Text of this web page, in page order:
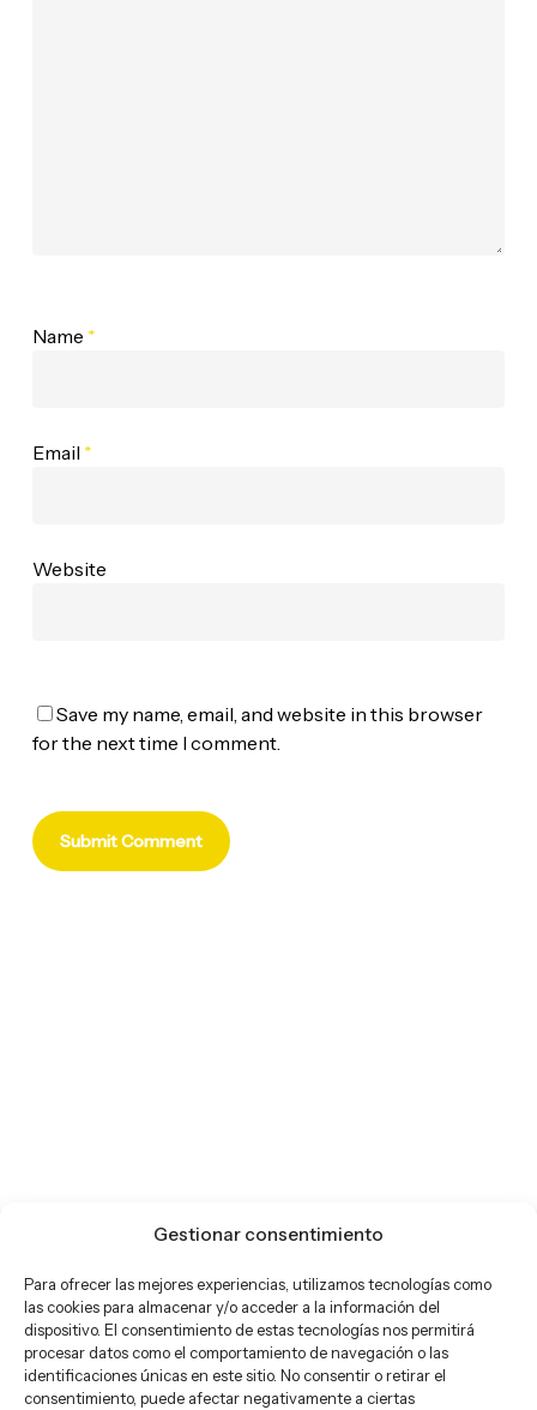
Gestionar consentimiento
Para ofrecer las mejores experiencias, utilizamos tecnologías como
las cookies para almacenar y/o acceder a la información del
dispositivo. El consentimiento de estas tecnologías nos permitirá
procesar datos como el comportamiento de navegación o las
identificaciones únicas en este sitio. No consentir o retirar el
consentimiento, puede afectar negativamente a ciertas
Name *
Email *
Website
Save my name, email, and website in this browser
for the next time I comment.